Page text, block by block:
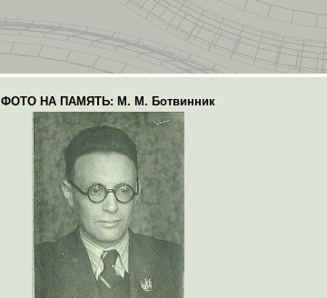
ФОТО НА ПАМЯТЬ: М. М. Ботвинник